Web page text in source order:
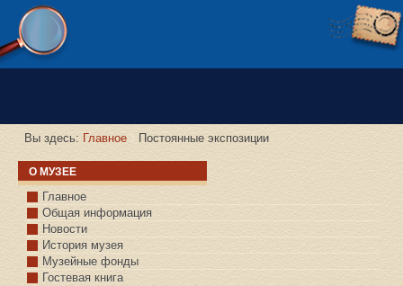
Версия сайта для слабовидящих
Вы здесь: Главное Постоянные экспозиции
О МУЗЕЕ
Главное
Общая информация
Новости
История музея
Музейные фонды
Гостевая книга